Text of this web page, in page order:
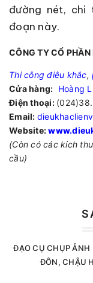
đường nét, chi
đoạn này.
CÔNG TY CỔ
Thi công điêu khắc,
Cửa hàng: Hoàng
Điện thoại:
Email:
Website:
(Còn có các kích
cầu)
ĐẠO CỤ CHỤP ẢNH
ĐÔN, CHẬU